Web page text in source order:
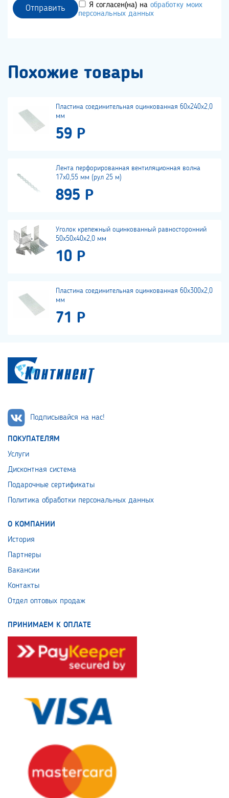
Отправить Я согласен(на) на обработку моих
персональных данных
Похожие товары
Пластина соединительная оцинкованная 60х240х2,0
мм
59 Р
Лента перфорированная вентиляционная волна
17х0,55 мм (рул 25 м)
895 Р
Уголок крепежный оцинкованный равносторонний
50х50х40х2,0 мм
10 Р
Пластина соединительная оцинкованная 60х300х2,0
мм
71 Р
Подписывайся на нас!
ПОКУПАТЕЛЯМ
Услуги
Дисконтная система
Подарочные сертификаты
Политика обработки персональных данных
О КОМПАНИИ
История
Партнеры
Вакансии
Контакты
Отдел оптовых продаж
ПРИНИМАЕМ К ОПЛАТЕ